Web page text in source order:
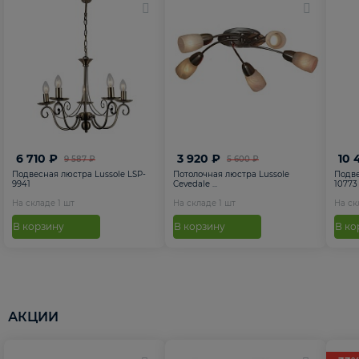
9 587 ₽
6 710 ₽
Подвесная люстра Lussole LSP-
9941
На складе 1 шт
В корзину
5 600 ₽
3 920 ₽
Потолочная люстра Lussole
Cevedale ...
На складе 1 шт
В корзину
10
10773
На
В
АКЦИИ